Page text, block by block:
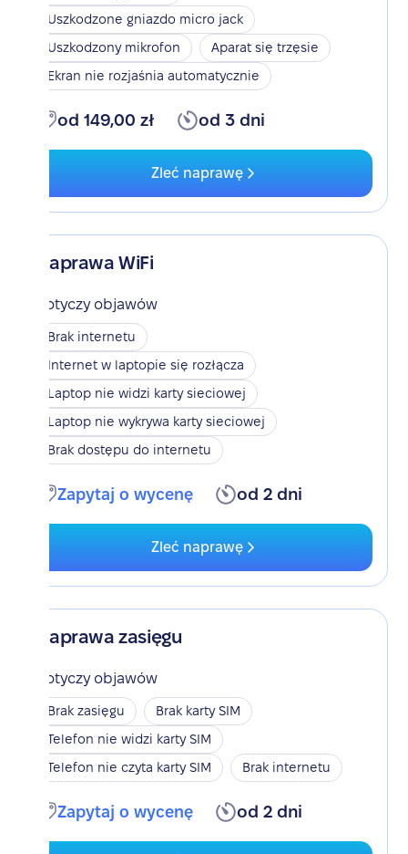
Uszkodzone gniazdo micro jack
Uszkodzony mikrofon
Aparat się trzęsie
Ekran nie rozjaśnia automatycznie
od 149,00 zł od 3 dni
Zleć naprawę
Naprawa WiFi
Dotyczy objawów
Brak internetu
Internet w laptopie się rozłącza
Laptop nie widzi karty sieciowej
Laptop nie wykrywa karty sieciowej
Brak dostępu do internetu
Zapytaj o wycenę od 2 dni
Zleć naprawę
Naprawa zasięgu
Dotyczy objawów
Brak zasięgu
Brak karty SIM
Telefon nie widzi karty SIM
Telefon nie czyta karty SIM
Brak internetu
Zapytaj o wycenę od 2 dni